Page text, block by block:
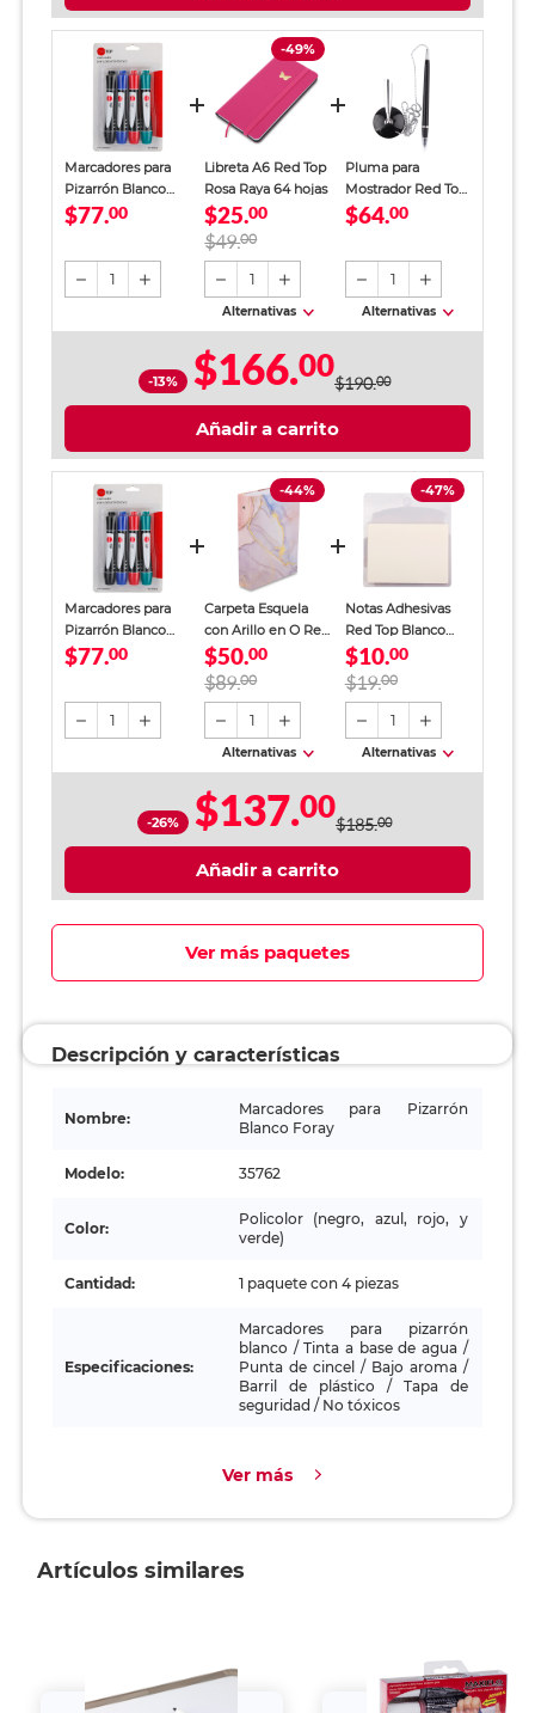
Marcadores para
Pizarrón Blanco
Red Top / Colores
$77.00
1
-49%
Libreta A6 Red Top
Rosa Raya 64 hojas
$25.00
$49.00
1
Alternativas
Pluma para
Mostrador Red Top
Punto Mediano
$64.00
1
Alternativas
-13% $166.00$190.00
Añadir a carrito
Marcadores para
Pizarrón Blanco
Red Top / Colores
$77.00
1
-44%
Carpeta Esquela
con Arillo en O Red
Top Mármol
Morado
$50.00
$89.00
1
Alternativas
-47%
Notas Adhesivas
Red Top Blanco
Traslucido 100
hojas
$10.00
$19.00
1
Alternativas
-26% $137.00$185.00
Añadir a carrito
Ver más paquetes
Descripción y características
Nombre:
Marcadores para Pizarrón
Blanco Foray
Modelo: 35762
Color:
Policolor (negro, azul, rojo, y
verde)
Cantidad: 1 paquete con 4 piezas
Especificaciones:
Marcadores para pizarrón
blanco / Tinta a base de agua /
Punta de cincel / Bajo aroma /
Barril de plástico / Tapa de
seguridad / No tóxicos
Ver más
Artículos similares